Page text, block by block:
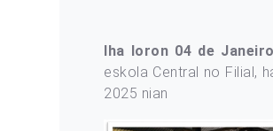
Iha loron 04 de
eskola Central no Filial,
2025 nian